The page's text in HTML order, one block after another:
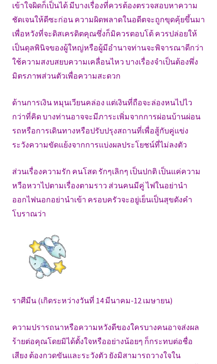
เข้าใจผิดก็เป็นได้ มีบางเรื่องที่ควรต้องตรวจสอบหาความ
ชัดเจนให้ดีซะก่อน ความผิดพลาดในอดีตจะถูกขุดคุ้ยขึ้นมา
เพื่อหวังที่จะดิสเครดิตคุณซึ่งก็มิควรตอบโต้ ควรปล่อยให้
เป็นดุลพินิจของผู้ใหญ่หรือผู้มีอำนาจท่านจะพิจารณาดีกว่า
ใช้ความสงบสยบความเคลื่อนไหว บางเรื่องจำเป็นต้องพึ่ง
มิตรภาพส่วนตัวเพื่อความสะดวก
ด้านการเงิน หมุนเวียนคล่อง แต่เงินที่ถือจะล่องหนไปไว
กว่าที่คิด บางท่านอาจจะมีภาระเพิ่มจากการผ่อนบ้านผ่อน
รถหรือการเดินทางหรือปรับปรุงสถานที่เพื่อสู้กับคู่แข่ง
ระวังความขัดแย้งจากการแบ่งผลประโยชน์ที่ไม่ลงตัว
ส่วนเรื่องความรัก คนโสด รักๆเลิกๆ เป็นปกติ เป็นแค่ความ
หวือหวาไปตามเรื่องตามราว ส่วนคนมีคู่ ไฟในอย่านำ
ออกไฟนอกอย่านำเข้า ครอบครัวจะอยู่เย็นเป็นสุขดังคำ
โบราณว่า
ราศีมีน (เกิดระหว่างวันที่ 14 มีนาคม-12 เมษายน)
ความปรารถนาหรือความหวังดีของใครบางคนอาจส่งผล
ร้ายต่อคุณโดยมิได้ตั้งใจหรืออย่างน้อยๆ ก็กระทบต่อชื่อ
เสียง ต้องกวดขันและระวังตัว ยังมิสามารถวางใจใน